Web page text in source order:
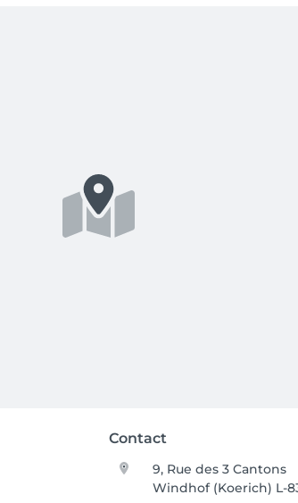
Contact
9, Rue des 3 Cantons
Windhof (Koerich) L-